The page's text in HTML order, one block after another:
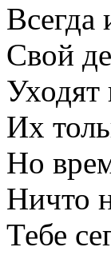
Всегда
Свой
Уходят
Их
Но
Ничто
Тебе